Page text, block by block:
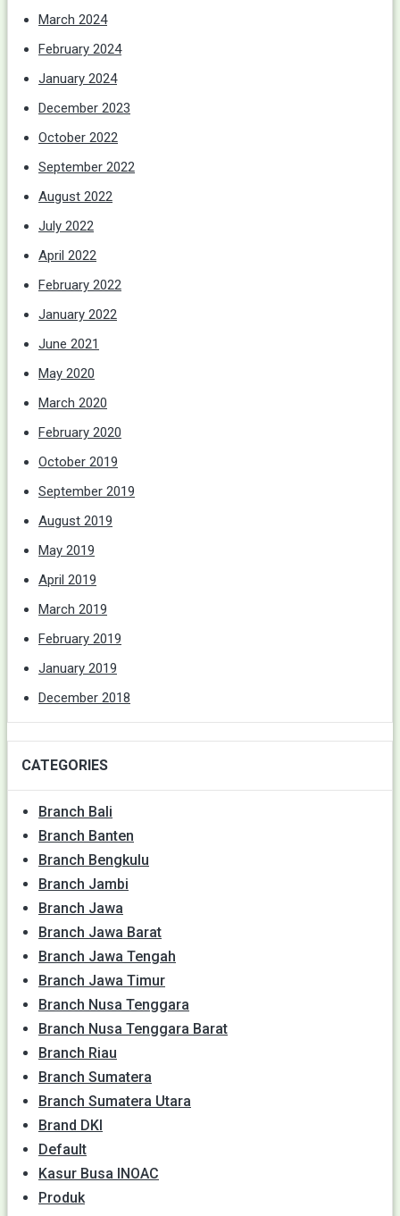
March 2024
February 2024
January 2024
December 2023
October 2022
September 2022
August 2022
July 2022
April 2022
February 2022
January 2022
June 2021
May 2020
March 2020
February 2020
October 2019
September 2019
August 2019
May 2019
April 2019
March 2019
February 2019
January 2019
December 2018
CATEGORIES
Branch Bali
Branch Banten
Branch Bengkulu
Branch Jambi
Branch Jawa
Branch Jawa Barat
Branch Jawa Tengah
Branch Jawa Timur
Branch Nusa Tenggara
Branch Nusa Tenggara Barat
Branch Riau
Branch Sumatera
Branch Sumatera Utara
Brand DKI
Default
Kasur Busa INOAC
Produk